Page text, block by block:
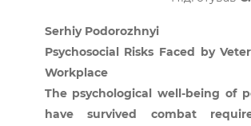
Serhiy Podorozhnyi
Psychosocial Risks Faced by
Workplace
The psychological well-being of
have survived combat